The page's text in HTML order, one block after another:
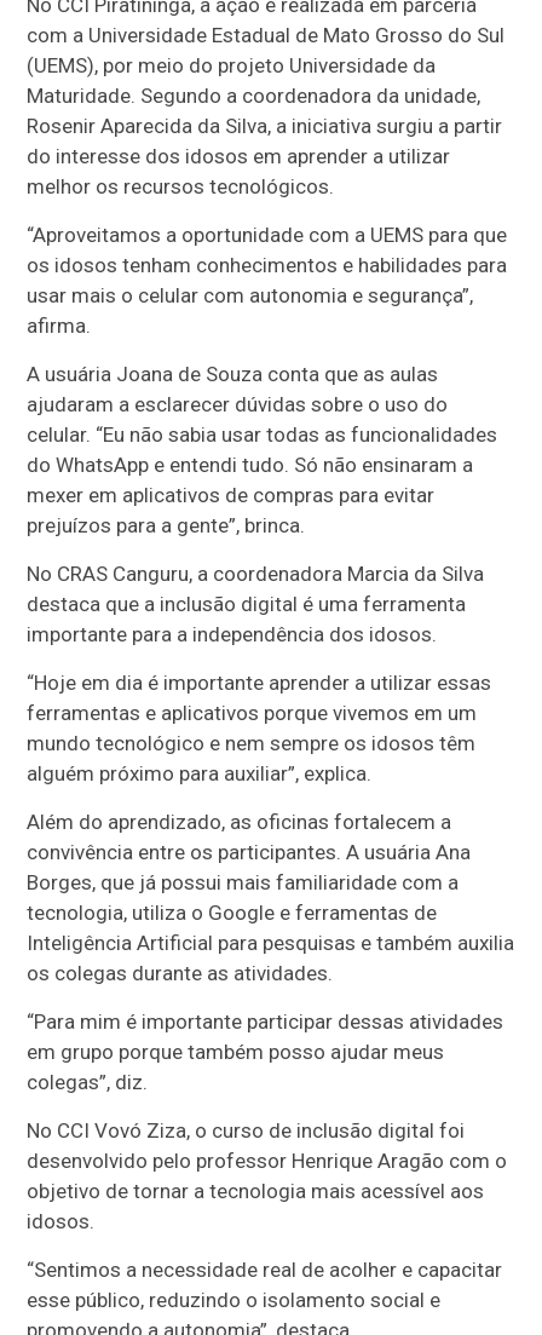
com a Universidade Estadual de Mato Grosso do Sul
(UEMS), por meio do projeto Universidade da
Maturidade. Segundo a coordenadora da unidade,
Rosenir Aparecida da Silva, a iniciativa surgiu a partir
do interesse dos idosos em aprender a utilizar
melhor os recursos tecnológicos.
“Aproveitamos a oportunidade com a UEMS para que
os idosos tenham conhecimentos e habilidades para
usar mais o celular com autonomia e segurança”,
afirma.
A usuária Joana de Souza conta que as aulas
ajudaram a esclarecer dúvidas sobre o uso do
celular. “Eu não sabia usar todas as funcionalidades
do WhatsApp e entendi tudo. Só não ensinaram a
mexer em aplicativos de compras para evitar
prejuízos para a gente”, brinca.
No CRAS Canguru, a coordenadora Marcia da Silva
destaca que a inclusão digital é uma ferramenta
importante para a independência dos idosos.
“Hoje em dia é importante aprender a utilizar essas
ferramentas e aplicativos porque vivemos em um
mundo tecnológico e nem sempre os idosos têm
alguém próximo para auxiliar”, explica.
Além do aprendizado, as oficinas fortalecem a
convivência entre os participantes. A usuária Ana
Borges, que já possui mais familiaridade com a
tecnologia, utiliza o Google e ferramentas de
Inteligência Artificial para pesquisas e também auxilia
os colegas durante as atividades.
“Para mim é importante participar dessas atividades
em grupo porque também posso ajudar meus
colegas”, diz.
No CCI Vovó Ziza, o curso de inclusão digital foi
desenvolvido pelo professor Henrique Aragão com o
objetivo de tornar a tecnologia mais acessível aos
idosos.
“Sentimos a necessidade real de acolher e capacitar
esse público, reduzindo o isolamento social e
promovendo a autonomia”, destaca.